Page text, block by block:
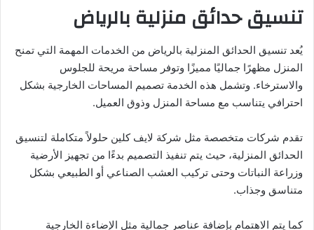
تنسيق حدائق منزلية بالرياض
يُعد تنسيق الحدائق المنزلية بالرياض من الخدمات المهمة التي تمنح
المنزل مظهرًا جماليًا مميزًا وتوفر مساحة مريحة للجلوس
والاسترخاء. وتشمل هذه الخدمة تصميم المساحات الخارجية بشكل
احترافي يتناسب مع مساحة المنزل وذوق العميل.
تقدم شركات متخصصة مثل شركة لايف كلين حلولاً متكاملة لتنسيق
الحدائق المنزلية، حيث يتم تنفيذ التصميم بدءًا من تجهيز الأرضية
وزراعة النباتات وحتى تركيب العشب الصناعي أو الطبيعي بشكل
متناسق وجذاب.
كما يتم الاهتمام بإضافة عناصر جمالية مثل الإضاءة الخارجية